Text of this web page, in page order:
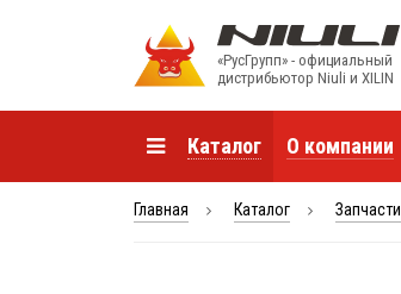
«РусГрупп» - официальный
диcтрибьютор Niuli и XILIN
Каталог О компании
Главная Каталог Запчасти